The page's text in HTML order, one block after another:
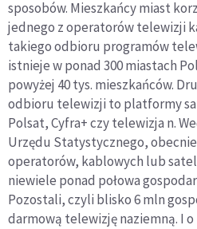
sposobów. Mieszkańcy miast
jednego z operatorów telewizji
takiego odbioru programów
istnieje w ponad 300 miastach
powyżej 40 tys. mieszkańców.
odbioru telewizji to platformy
Polsat, Cyfra+ czy telewizja n.
Urzędu Statystycznego,
operatorów, kablowych lub
niewiele ponad połowa
Pozostali, czyli blisko 6 mln
darmową telewizję naziemną. I o